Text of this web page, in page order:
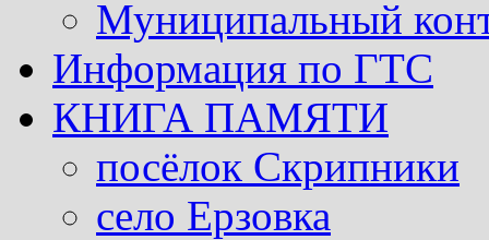
Муниципальный
Информация по ГТС
КНИГА ПАМЯТИ
посёлок Скрипники
село Ерзовка